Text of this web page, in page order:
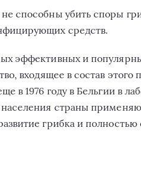
способны убить споры
средств.
эффективных и
входящее в состав этого
в 1976 году в Бельгии в
страны
грибка и полностью